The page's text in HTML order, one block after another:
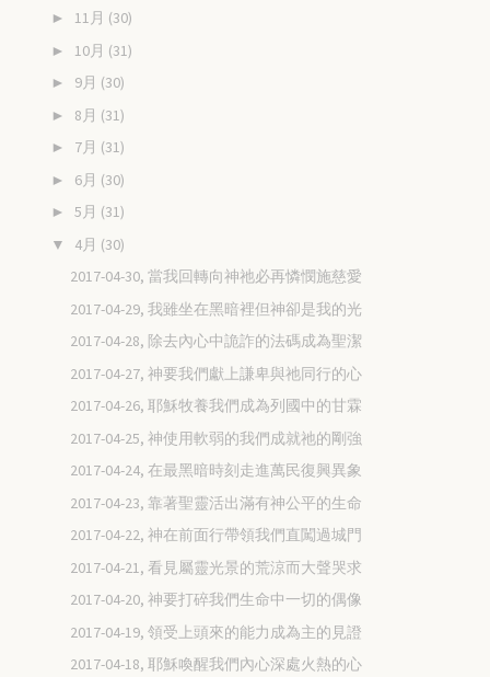
► 11月 (30)
► 10月 (31)
► 9月 (30)
► 8月 (31)
► 7月 (31)
► 6月 (30)
► 5月 (31)
▼ 4月 (30)
2017-04-30, 當我回轉向神祂必再憐憫施慈愛
2017-04-29, 我雖坐在黑暗裡但神卻是我的光
2017-04-28, 除去內心中詭詐的法碼成為聖潔
2017-04-27, 神要我們獻上謙卑與祂同行的心
2017-04-26, 耶穌牧養我們成為列國中的甘霖
2017-04-25, 神使用軟弱的我們成就祂的剛強
2017-04-24, 在最黑暗時刻走進萬民復興異象
2017-04-23, 靠著聖靈活出滿有神公平的生命
2017-04-22, 神在前面行帶領我們直闖過城門
2017-04-21, 看見屬靈光景的荒涼而大聲哭求
2017-04-20, 神要打碎我們生命中一切的偶像
2017-04-19, 領受上頭來的能力成為主的見證
2017-04-18, 耶穌喚醒我們內心深處火熱的心